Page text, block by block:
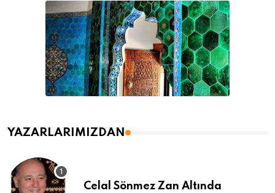
YAZARLARIMIZDAN
Celal Sönmez Zan Altında